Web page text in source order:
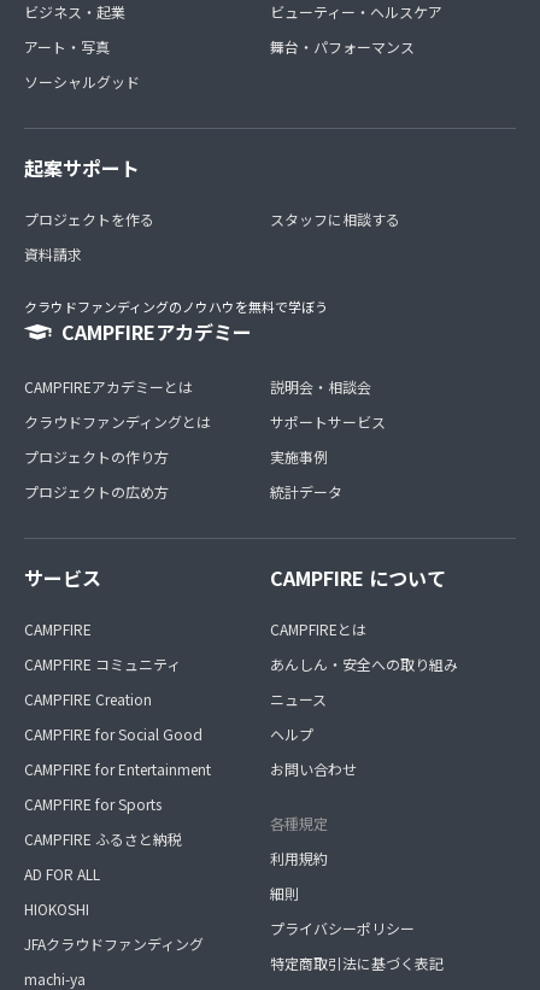
ビジネス・起業
アート・写真
ソーシャルグッド
ビューティー・ヘルスケア
舞台・パフォーマンス
起案サポート
プロジェクトを作る
資料請求
スタッフに相談する
クラウドファンディングのノウハウを無料で学ぼう
CAMPFIREアカデミー
CAMPFIREアカデミーとは
クラウドファンディングとは
プロジェクトの作り方
プロジェクトの広め方
説明会・相談会
サポートサービス
実施事例
統計データ
サービス
CAMPFIRE
CAMPFIRE コミュニティ
CAMPFIRE Creation
CAMPFIRE for Social Good
CAMPFIRE for Entertainment
CAMPFIRE for Sports
CAMPFIRE ふるさと納税
AD FOR ALL
HIOKOSHI
JFAクラウドファンディング
machi-ya
CAMPFIRE について
CAMPFIREとは
あんしん・安全への取り組み
ニュース
ヘルプ
お問い合わせ
各種規定
利用規約
細則
プライバシーポリシー
特定商取引法に基づく表記